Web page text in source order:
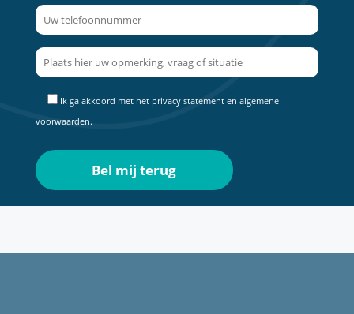
Ik ga akkoord met het privacy statementen algemene
voorwaarden.